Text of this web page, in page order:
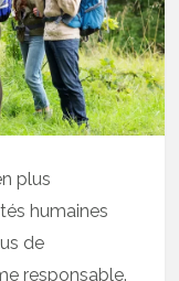
plus
humaines
de
responsable.